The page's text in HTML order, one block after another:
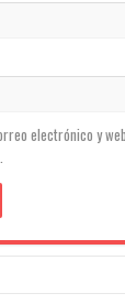
electrónico y